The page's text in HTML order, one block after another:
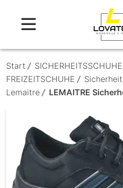
content
Start /
FREIZEITSCHUHE /
Lemaitre / LEMAITRE